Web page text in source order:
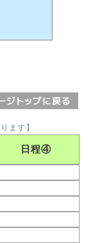
ます】
日程④